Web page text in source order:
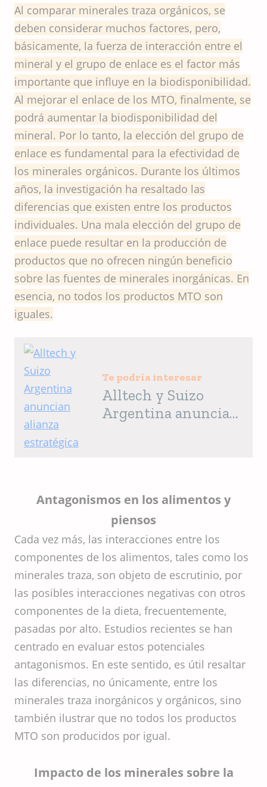
Al comparar minerales traza orgánicos, se
deben considerar muchos factores, pero,
básicamente, la fuerza de interacción entre el
mineral y el grupo de enlace es el factor más
importante que influye en la biodisponibilidad.
Al mejorar el enlace de los MTO, finalmente, se
podrá aumentar la biodisponibilidad del
mineral. Por lo tanto, la elección del grupo de
enlace es fundamental para la efectividad de
los minerales orgánicos. Durante los últimos
años, la investigación ha resaltado las
diferencias que existen entre los productos
individuales. Una mala elección del grupo de
enlace puede resultar en la producción de
productos que no ofrecen ningún beneficio
sobre las fuentes de minerales inorgánicas. En
esencia, no todos los productos MTO son
iguales.
Te podría interesar
Alltech y Suizo
Argentina anuncian
Antagonismos en los alimentos y
piensos
Cada vez más, las interacciones entre los
componentes de los alimentos, tales como los
minerales traza, son objeto de escrutinio, por
las posibles interacciones negativas con otros
componentes de la dieta, frecuentemente,
pasadas por alto. Estudios recientes se han
centrado en evaluar estos potenciales
antagonismos. En este sentido, es útil resaltar
las diferencias, no únicamente, entre los
minerales traza inorgánicos y orgánicos, sino
también ilustrar que no todos los productos
MTO son producidos por igual.
Impacto de los minerales sobre la